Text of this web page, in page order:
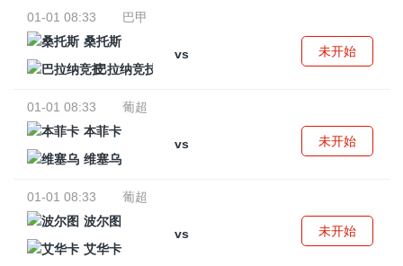
01-01 08:33
巴甲
桑托斯
vs
巴拉纳竞技
未开始
01-01 08:33
葡超
本菲卡
vs
维塞乌
未开始
01-01 08:33
葡超
波尔图
vs
艾华卡
未开始